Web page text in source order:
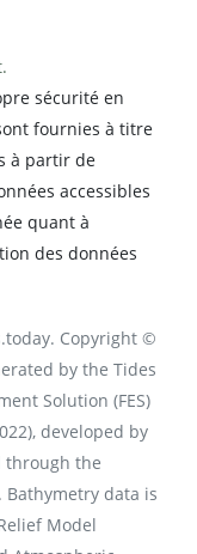
sécurité en
fournies à titre
à partir de
accessibles
quant à
des données
Copyright ©
by the Tides
Solution (FES)
developed by
through the
Bathymetry data is
Model